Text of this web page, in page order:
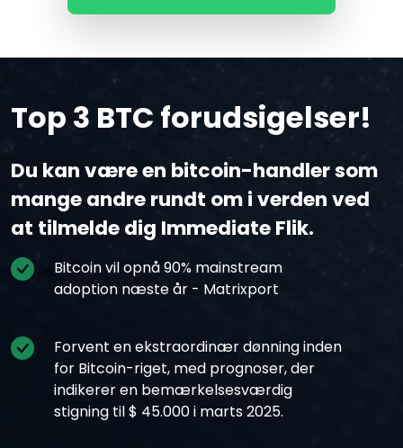
Top 3 BTC forudsigelser!
Du kan være en bitcoin-handler som
mange andre rundt om i verden ved
at tilmelde dig Immediate Flik.
Bitcoin vil opnå 90% mainstream
adoption næste år - Matrixport
Forvent en ekstraordinær dønning inden
for Bitcoin-riget, med prognoser, der
indikerer en bemærkelsesværdig
stigning til $ 45.000 i marts 2025.